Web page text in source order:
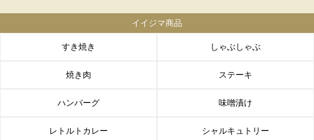
イイジマ商品
すき焼き しゃぶしゃぶ
焼き肉 ステーキ
ハンバーグ 味噌漬け
レトルトカレー シャルキュトリー